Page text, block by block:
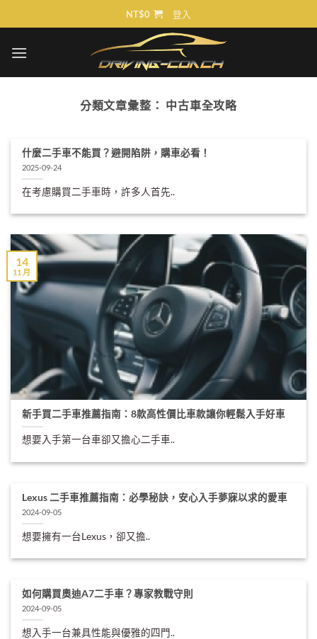
to
NT$0 登入
分類文章彙整： 中古車全攻略
什麼二手車不能買？避開陷阱，購車必看！
2025-09-24
在考慮購買二手車時，許多人首先..
新手買二手車推薦指南：8款高性價比車款讓你輕鬆入手好車
想要入手第一台車卻又擔心二手車..
14
11 月
Lexus 二手車推薦指南：必學秘訣，安心入手夢寐以求的愛車
2024-09-05
想要擁有一台Lexus，卻又擔..
如何購買奧迪A7二手車？專家教戰守則
2024-09-05
想入手一台兼具性能與優雅的四門..